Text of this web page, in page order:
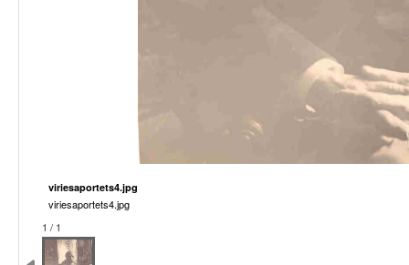
viriesaportets4.jpg
viriesaportets4.jpg
1 / 1